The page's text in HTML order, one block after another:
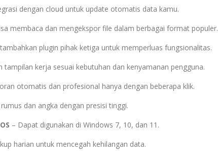
dengan cloud untuk update otomatis data kamu.
membaca dan mengekspor file dalam berbagai format populer.
plugin pihak ketiga untuk memperluas fungsionalitas.
tampilan kerja sesuai kebutuhan dan kenyamanan pengguna.
otomatis dan profesional hanya dengan beberapa klik.
dan angka dengan presisi tinggi.
– Dapat digunakan di Windows 7, 10, dan 11.
harian untuk mencegah kehilangan data.